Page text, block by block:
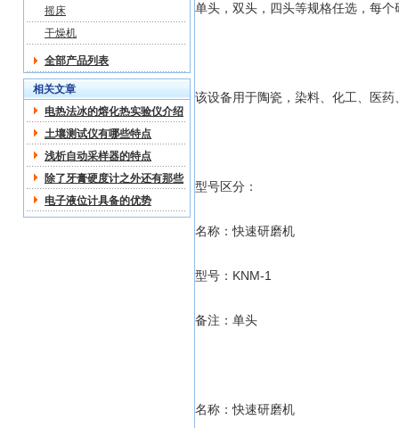
摇床
干燥机
全部产品列表
相关文章
电热法冰的熔化热实验仪介绍
土壤测试仪有哪些特点
浅析自动采样器的特点
除了牙膏硬度计之外还有那些
关于硬度计的分类
电子液位计具备的优势
单头，双头，四头等规格任选，每个
该设备用于陶瓷，染料、化工、医
型号区分：
名称：快速研磨机
型号：KNM-1
备注：单头
名称：快速研磨机